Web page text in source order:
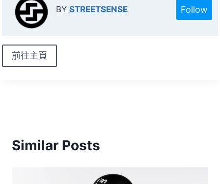
BY STREETSENSE Follow
前往主頁
Similar Posts